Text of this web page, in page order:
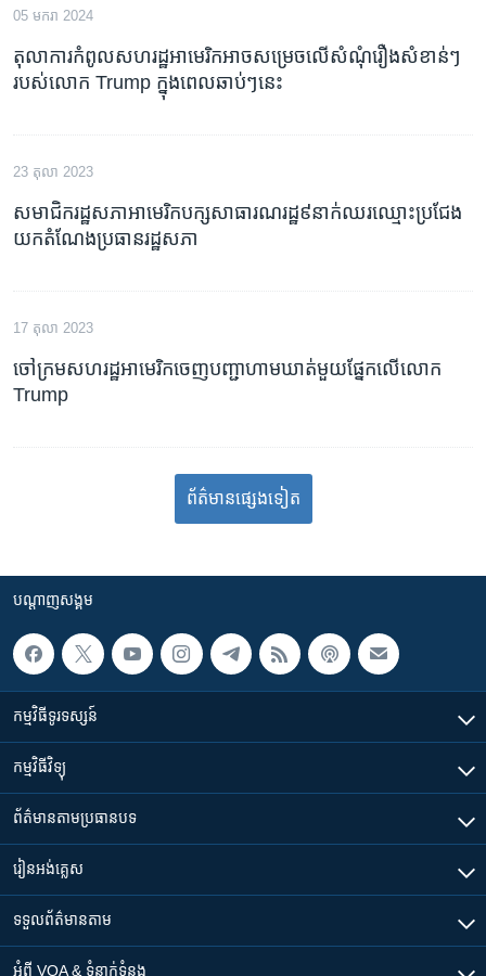
05 មករា 2024
តុលាការកំពូលសហរដ្ឋអាមេរិកអាចសម្រេចលើសំណុំរឿងសំខាន់ៗ
របស់លោក Trump ក្នុងពេលឆាប់ៗនេះ
23 តុលា 2023
សមាជិក​រដ្ឋសភា​អាមេរិក​បក្ស​សាធារណរដ្ឋ​៩នាក់​ឈរឈ្មោះ​ប្រជែង​
យក​តំណែង​ប្រធាន​រដ្ឋសភា
17 តុលា 2023
ចៅក្រម​សហរដ្ឋ​អាមេរិក​ចេញ​បញ្ជា​ហាម​ឃាត់​មួយ​ផ្នែក​លើ​លោក
Trump
ព័ត៌មាន​​​​​​ផ្សេង​​​ទៀត
បណ្តាញ​សង្គម
កម្មវិធី​ទូរទស្សន៍
កម្មវិធី​វិទ្យុ
ព័ត៌មាន​តាមប្រធានបទ​
រៀន​​អង់គ្លេស
ទទួល​ព័ត៌មាន​តាម
អំពី​ VOA & ទំនាក់ទំនង